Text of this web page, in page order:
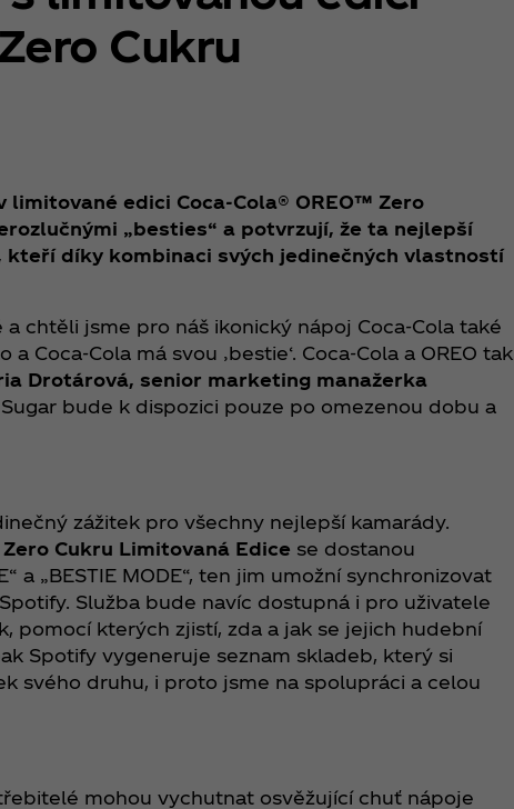
Cukru
edici Coca‑Cola® OREO™ Zero
„besties“ a potvrzují, že ta nejlepší
díky kombinaci svých jedinečných vlastností
chtěli jsme pro náš ikonický nápoj Coca‑Cola také
má svou ‚bestie‘. Coca‑Cola a OREO tak
Drotárová, senior marketing manažerka
bude k dispozici pouze po omezenou dobu a
zážitek pro všechny nejlepší kamarády.
Zero Cukru Limitovaná Edice se dostanou
a „BESTIE MODE“, ten jim umožní synchronizovat
Služba bude navíc dostupná i pro uživatele
pomocí kterých zjistí, zda a jak se jejich hudební
Spotify vygeneruje seznam skladeb, který si
svého druhu, i proto jsme na spolupráci a celou
mohou vychutnat osvěžující chuť nápoje